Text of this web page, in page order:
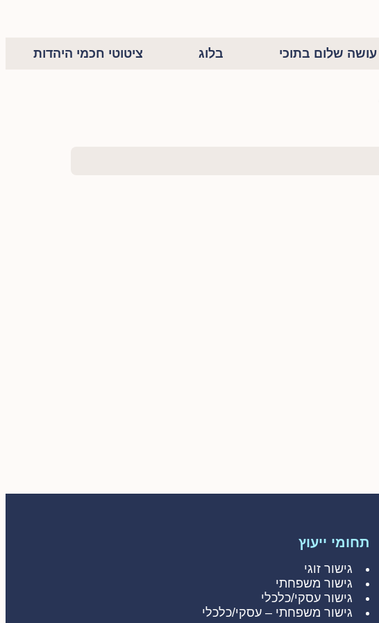
שלום בתוכי בלוג ציטוטי חכמי היהדות
תחומי ייעוץ
גישור זוגי
גישור משפחתי
גישור עסקי/כלכלי
גישור משפחתי – עסקי/כלכלי